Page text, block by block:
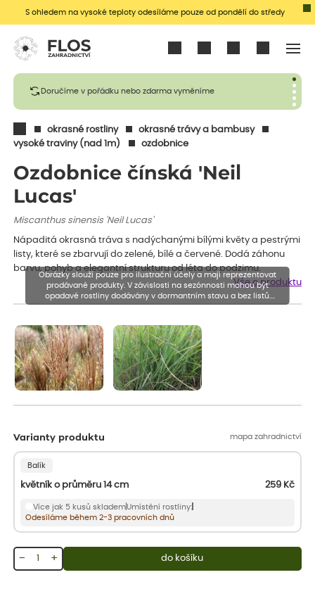
S ohledem na vysoké teploty odesíláme pouze od pondělí do středy
Doručíme v pořádku nebo zdarma vyměníme
okrasné rostliny
okrasné trávy a bambusy
vysoké traviny (nad 1m)
ozdobnice
Ozdobnice čínská 'Neil
Lucas'
Miscanthus sinensis 'Neil Lucas'
Nápaditá okrasná tráva s nadýchanými bílými květy a pestrými
listy, které se zbarvují do zelené, bílé a červené. Dodá záhonu
barvu, pohyb a elegantní strukturu od léta do podzimu.
Vše o produktu
Varianty produktu mapa zahradnictví
Balík
květník o průměru 14 cm 259 Kč
Více jak 5 kusů sklademUmístění rostliny:
Odesíláme během 2-3 pracovních dnů
+
− do košíku
Obrázky slouží pouze pro ilustrační účely a mají reprezentovat
prodávané produkty. V závislosti na sezónnosti mohou být
opadavé rostliny dodávány v dormantním stavu a bez listů.
Rostliny mohou být také sestřiženy níže, než je uvedená výška,